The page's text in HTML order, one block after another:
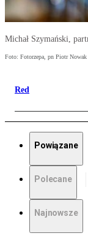
Michał Szymański,
Foto: Fotorzepa, pn Piotr Nowak
Red
Powiązane
Polecane
Najnowsze